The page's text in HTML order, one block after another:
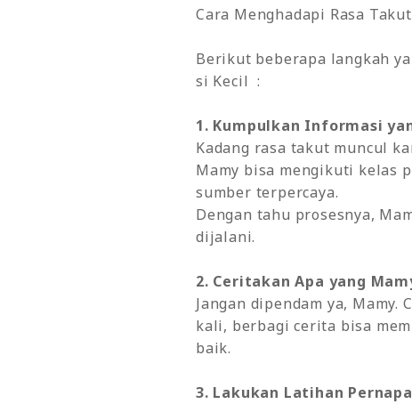
Cara Menghadapi Rasa
Berikut beberapa langkah
si Kecil :
1. Kumpulkan Informasi
Kadang rasa takut muncul
Mamy bisa mengikuti kelas
sumber terpercaya.
Dengan tahu prosesnya,
dijalani.
2. Ceritakan Apa yang
Jangan dipendam ya,
kali, berbagi cerita bisa
baik.
3. Lakukan Latihan